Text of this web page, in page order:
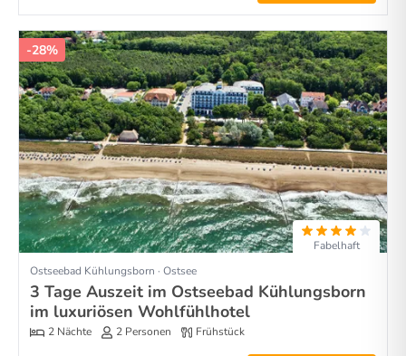
-28%
Fabelhaft
Ostseebad Kühlungsborn · Ostsee
3 Tage Auszeit im Ostseebad Kühlungsborn
im luxuriösen Wohlfühlhotel
2 Nächte 2 Personen Frühstück